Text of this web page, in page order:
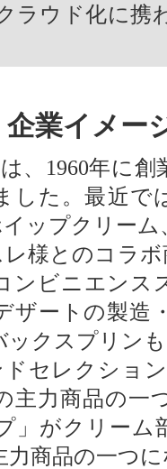
ラウド化に携
業イメー
、1960年に
した。最近で
ップクリー
様とのコラ
ンビニエンス
ザートの製造
クスプリン
セレクショ
主力商品の一
」がクリーム
力商品の一つ